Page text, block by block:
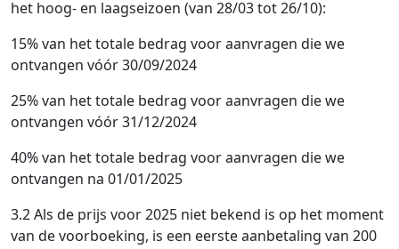
het hoog- en laagseizoen (van 28/03 tot 26/10):
15% van het totale bedrag voor aanvragen die we
ontvangen vóór 30/09/2024
25% van het totale bedrag voor aanvragen die we
ontvangen vóór 31/12/2024
40% van het totale bedrag voor aanvragen die we
ontvangen na 01/01/2025
3.2 Als de prijs voor 2025 niet bekend is op het moment
van de voorboeking, is een eerste aanbetaling van 200